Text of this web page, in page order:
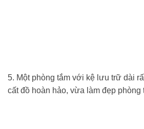
5. Một phòng tắm với kệ lưu trữ dài
cất đồ hoàn hảo, vừa làm đẹp phòng